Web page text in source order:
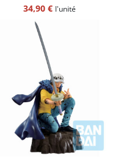
34,90 € l'unité